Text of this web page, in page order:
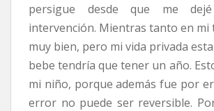
persigue desde que me
intervención. Mientras tanto en mi
muy bien, pero mi vida privada
bebe tendría que tener un año.
mi niño, porque además fue por
error no puede ser reversible.